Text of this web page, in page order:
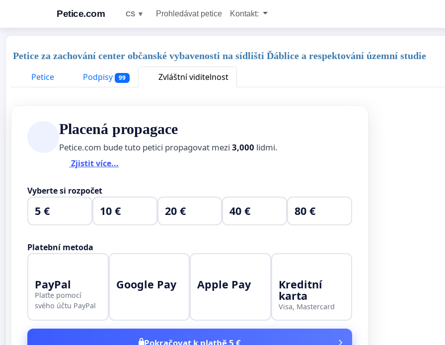
Petice.com CS ▼ Prohledávat petice Kontakt:
Petice za zachování center občanské vybavenosti na sídlišti Ďáblice a respektování územní studie
Petice
Podpisy 99 Zvláštní viditelnost
Placená propagace
Petice.com bude tuto petici propagovat mezi 3,000 lidmi.
Zjistit více...
Vyberte si rozpočet
5 € 10 € 20 € 40 € 80 €
Platební metoda
PayPal
Plaťte pomocí
svého účtu PayPal
Google Pay Apple Pay Kreditní
karta
Visa, Mastercard
Pokračovat k platbě 5 €